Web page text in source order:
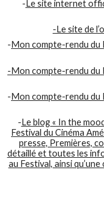
-Le site internet
-Le site de
- Mon compte-rendu du
-Mon compte-rendu du
-Mon compte-rendu du
-Le blog « In the
Festival du Cinéma
presse, Premières,
détaillé et toutes les
au Festival, ainsi